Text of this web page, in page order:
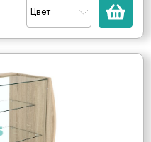
Цвет